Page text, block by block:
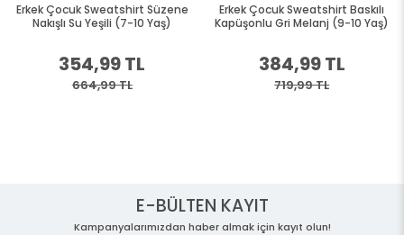
Erkek Çocuk Sweatshirt Süzene
Nakışlı Su Yeşili (7-10 Yaş)
354,99 TL
664,99 TL
Erkek Çocuk Sweatshirt Baskılı
Kapüşonlu Gri Melanj (9-10 Yaş)
384,99 TL
719,99 TL
E-BÜLTEN KAYIT
Kampanyalarımızdan haber almak için kayıt olun!